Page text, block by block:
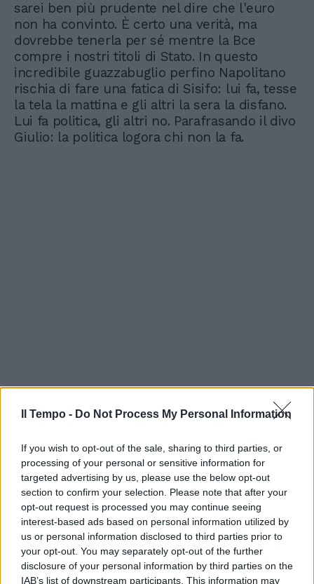
Il Tempo - Do Not Process My Personal Information
If you wish to opt-out of the sale, sharing to third parties, or
processing of your personal or sensitive information for
targeted advertising by us, please use the below opt-out
section to confirm your selection. Please note that after your
opt-out request is processed you may continue seeing
interest-based ads based on personal information utilized by
us or personal information disclosed to third parties prior to
your opt-out. You may separately opt-out of the further
disclosure of your personal information by third parties on the
IAB’s list of downstream participants. This information may
sarei ben più prudente nel dire che l'euro
non ha convinto. È certo una verità, ma
dovrebbe tenerla per sé mentre la Bce
compre i nostri titoli di Stato. In questo
incredibile guazzabuglio perfino Napolitano
rischia di fare una fatica di Sisifo: lui fa, tesse
la tela la mattina e gli altri la sera la disfano.
Lui fa politica, gli altri no. Parafrasando il divo
Giulio: la politica logora chi non la fa.
In evidenza